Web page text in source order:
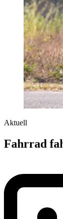
Aktuell
Fahrrad